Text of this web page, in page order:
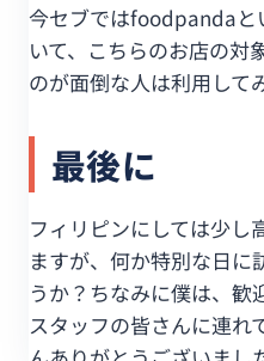
今セブではfoodpandaと
いて、こちらのお店の対
のが面倒な人は利用して
最後に
フィリピンにしては少し
ますが、何か特別な日に
うか？ちなみに僕は、歓
スタッフの皆さんに連